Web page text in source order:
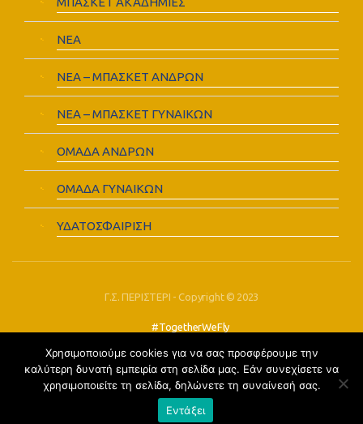
ΝΕΑ
ΝΕΑ – ΜΠΑΣΚΕΤ ΑΝΔΡΩΝ
ΝΕΑ – ΜΠΑΣΚΕΤ ΓΥΝΑΙΚΩΝ
ΟΜΑΔΑ ΑΝΔΡΩΝ
ΟΜΑΔΑ ΓΥΝΑΙΚΩΝ
ΥΔΑΤΟΣΦΑΙΡΙΣΗ
Γ.Σ. ΠΕΡΙΣΤΕΡΙ - Copyright © 2023
#TogetherWeFly
FOLLOW US:
Χρησιμοποιούμε cookies για να σας προσφέρουμε την
καλύτερη δυνατή εμπειρία στη σελίδα μας. Εάν συνεχίσετε να
χρησιμοποιείτε τη σελίδα, δηλώνετε τη συναίνεσή σας.
Εντάξει